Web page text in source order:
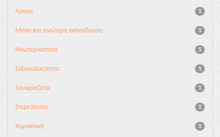
1
Λόγιες
1
Μέση και ανώτερη εκπαίδευση
1
Νεωτερικότητα
1
Σεξουαλικότητα
1
Σουφραζέτες
1
Στερεότυπα
1
Χαρακτική